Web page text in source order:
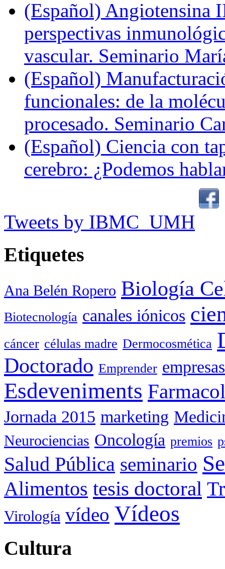
(Español) Angiotensina
perspectivas
vascular. Seminario
(Español)
funcionales: de la
procesado. Seminario
(Español) Ciencia con
cerebro: ¿Podemos
Tweets by IBMC_UMH
Etiquetes
Ana Belén Ropero Biología
Biotecnología canales iónicos
cáncer células madre Dermocosmética
Doctorado Emprender empresas
Esdeveniments
Jornada 2015 marketing
Neurociencias Oncología premios
Salud Pública seminario
Alimentos tesis doctoral
Virología vídeo Vídeos
Cultura